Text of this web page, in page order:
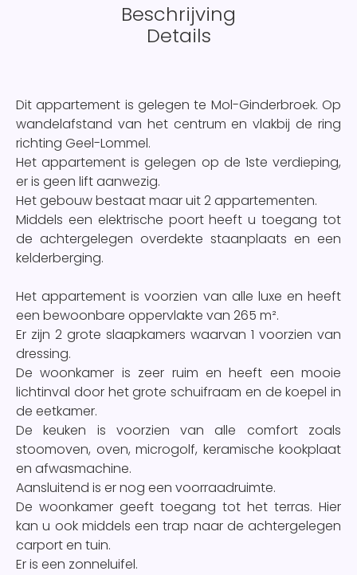
Beschrijving
Details
Dit appartement is gelegen te Mol-Ginderbroek. Op
wandelafstand van het centrum en vlakbij de ring
richting Geel-Lommel.
Het appartement is gelegen op de 1ste verdieping,
er is geen lift aanwezig.
Het gebouw bestaat maar uit 2 appartementen.
Middels een elektrische poort heeft u toegang tot
de achtergelegen overdekte staanplaats en een
kelderberging.
Het appartement is voorzien van alle luxe en heeft
een bewoonbare oppervlakte van 265 m².
Er zijn 2 grote slaapkamers waarvan 1 voorzien van
dressing.
De woonkamer is zeer ruim en heeft een mooie
lichtinval door het grote schuifraam en de koepel in
de eetkamer.
De keuken is voorzien van alle comfort zoals
stoomoven, oven, microgolf, keramische kookplaat
en afwasmachine.
Aansluitend is er nog een voorraadruimte.
De woonkamer geeft toegang tot het terras. Hier
kan u ook middels een trap naar de achtergelegen
carport en tuin.
Er is een zonneluifel.